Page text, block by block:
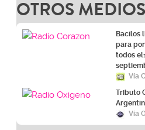
OTROS MEDIOS
Bacilos
para
todos
Vía
Tributo
Vía